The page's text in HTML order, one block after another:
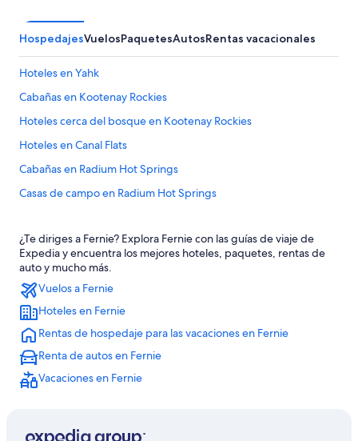
HospedajesVuelosPaquetesAutosRentas vacacionales
Hoteles en Yahk
Cabañas en Kootenay Rockies
Hoteles cerca del bosque en Kootenay Rockies
Hoteles en Canal Flats
Cabañas en Radium Hot Springs
Casas de campo en Radium Hot Springs
Hoteles baratos en Radium Hot Springs
Hoteles en Radium Hot Springs
Moteles en Radium Hot Springs
Hoteles en Kimberley
Hoteles en Elkford
Hoteles en Balfour
Hoteles en Cranbrook
Cabañas en Nelson
¿Te diriges a Fernie? Explora Fernie con las guías de viaje de
Expedia y encuentra los mejores hoteles, paquetes, rentas de
auto y mucho más.
Vuelos a Fernie
Hoteles en Fernie
Rentas de hospedaje para las vacaciones en Fernie
Renta de autos en Fernie
Vacaciones en Fernie